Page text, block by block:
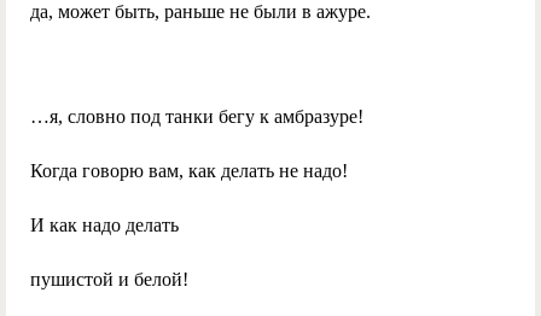
да, может быть, раньше не были в ажуре.
…я, словно под танки бегу к амбразуре!
Когда говорю вам, как делать не надо!
И как надо делать
пушистой и белой!